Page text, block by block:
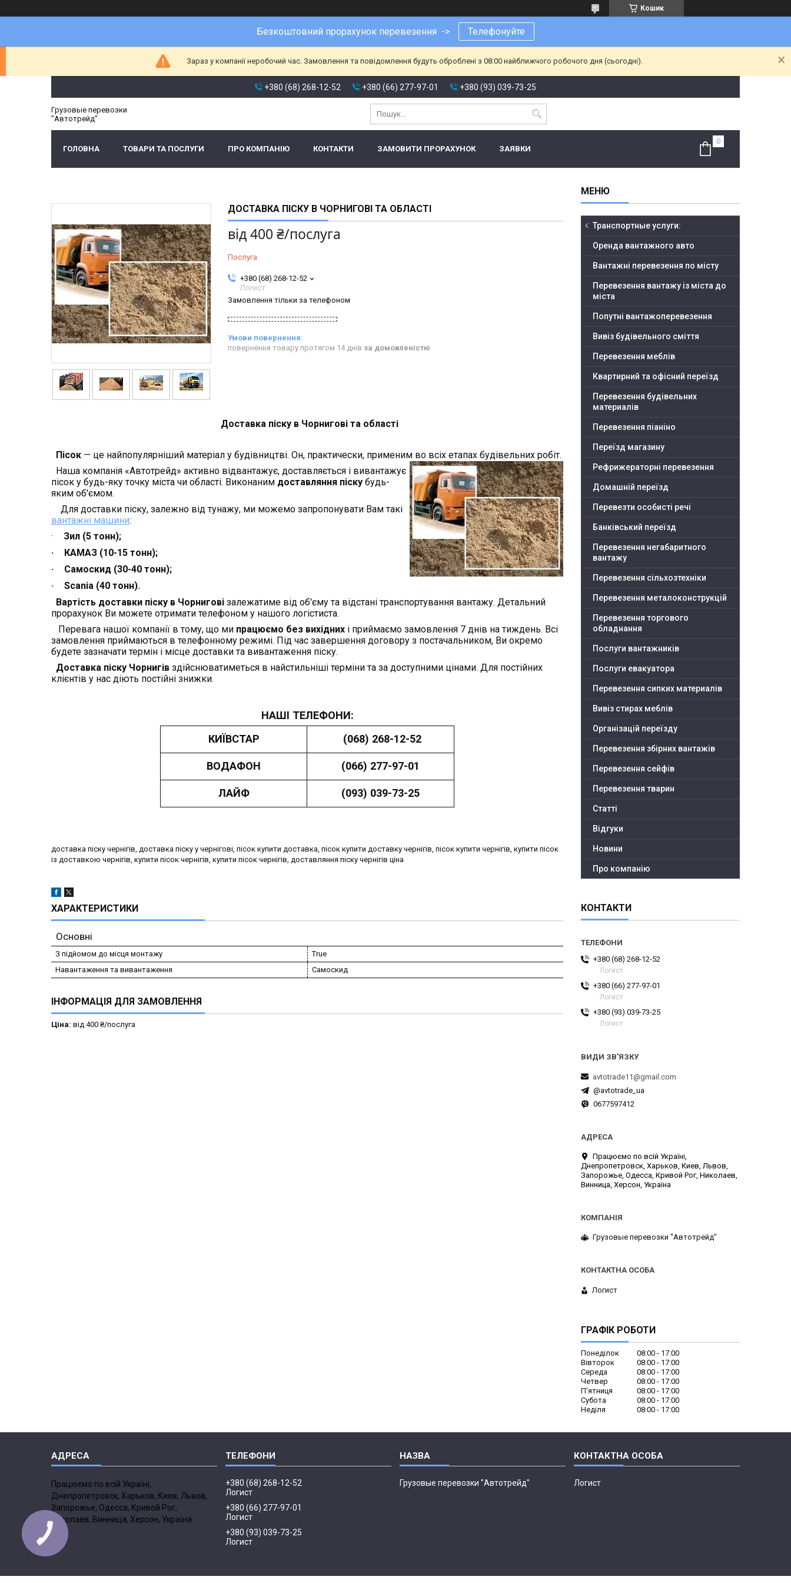
Кошик
Безкоштовний прорахунок перевезення -> Телефонуйте
Зараз у компанії неробочий час. Замовлення та повідомлення будуть оброблені з 08:00 найближчого робочого дня (сьогодні).
+380 (68) 268-12-52 +380 (66) 277-97-01 +380 (93) 039-73-25
Грузовые перевозки
"Автотрейд"
ГОЛОВНА ТОВАРИ ТА ПОСЛУГИ ПРО КОМПАНІЮ КОНТАКТИ ЗАМОВИТИ ПРОРАХУНОК ЗАЯВКИ
ДОСТАВКА ПІСКУ В ЧОРНИГОВІ ТА ОБЛАСТІ
від400 ₴/послуга
Послуга
+380 (68) 268-12-52
Логист
Замовлення тільки за телефоном
повернення товару протягом 14 днів за домовленістю
Доставка піску в Чорнигові та області
Пісок — це найпопулярніший матеріал у будівництві. Он, практически, применим во всіх етапах будівельних робіт.
Наша компанія «Автотрейд» активно відвантажує, доставляється і вивантажує
пісок у будь-яку точку міста чи області. Виконаним доставляння піску будь-
яким об'ємом.
Для доставки піску, залежно від тунажу, ми можемо запропонувати Вам такі
вантажні машини:
·
Зил (5 тонн);
·
КАМАЗ (10-15 тонн);
·
Самоскид (30-40 тонн);
·
Scania (40 тонн).
Вартість доставки піску в Чорнигові залежатиме від об'єму та відстані транспортування вантажу. Детальний
прорахунок Ви можете отримати телефоном у нашого логістиста.
Перевага нашої компанії в тому, що ми працюємо без вихідних і приймаємо замовлення 7 днів на тиждень. Всі
замовлення приймаються в телефонному режимі. Під час завершення договору з постачальником, Ви окремо
будете зазначати термін і місце доставки та вивантаження піску.
Доставка піску Чорнигів здійснюватиметься в найстильніші терміни та за доступними цінами. Для постійних
клієнтів у нас діють постійні знижки.
НАШІ ТЕЛЕФОНИ:
КИЇВСТАР
(068) 268-12-52
ВОДАФОН (066) 277-97-01
ЛАЙФ (093) 039-73-25
доставка піску чернігів, доставка піску у чернігові, пісок купити доставка, пісок купити доставку чернігів, пісок купити чернiгів, купити пісок
із доставкою чернігів, купити пісок чернігів, купити пісок чернігів, доставляння піску чернігів ціна
ХАРАКТЕРИСТИКИ
Основні
З підйомом до місця монтажу
True
Навантаження та вивантаження
Самоскид
ІНФОРМАЦІЯ ДЛЯ ЗАМОВЛЕННЯ
Ціна: від 400 ₴/послуга
Транспортные услуги:
Оренда вантажного авто
Вантажні перевезення по місту
Перевезення вантажу із міста до
міста
Попутні вантажоперевезення
Вивіз будівельного сміття
Перевезення меблів
Квартирний та офісний переїзд
Перевезення будівельних
материалів
Перевезення піаніно
Переїзд магазину
Рефрижераторні перевезення
Домашній переїзд
Перевезти особисті речі
Банківський переїзд
Перевезення негабаритного
вантажу
Перевезення сільхозтехніки
Перевезення металоконструкцій
Перевезення торгового
обладнання
Послуги вантажників
Послуги евакуатора
Перевезення сипких материалів
Вивіз стирах меблів
Організацій переїзду
Перевезення збірних вантажів
Перевезення сейфів
Перевезення тварин
Статті
Відгуки
Новини
Про компанію
КОНТАКТИ
+380 (68) 268-12-52
Логист
+380 (66) 277-97-01
Логист
+380 (93) 039-73-25
Логист
avtotrade11@gmail.com
@avtotrade_ua
0677597412
Працюємо по всій Україні,
Днепропетровск, Харьков, Киев, Львов,
Запорожье, Одесса, Кривой Рог, Николаев,
Винница, Херсон, Україна
Грузовые перевозки "Автотрейд"
Логист
ГРАФІК РОБОТИ
Понеділок 08:00
17:00
Вівторок
08:00
17:00
Середа
08:00
17:00
Четвер
08:00
17:00
Пʼятниця
08:00
17:00
Субота
08:00
17:00
Неділя
08:00 17:00
Працюємо по всій Україні,
Днепропетровск, Харьков, Киев, Львов,
Запорожье, Одесса, Кривой Рог,
Николаев, Винница, Херсон, Україна
+380 (68) 268-12-52
Логист
+380 (66) 277-97-01
Логист
+380 (93) 039-73-25
Логист
Грузовые перевозки "Автотрейд" Логист